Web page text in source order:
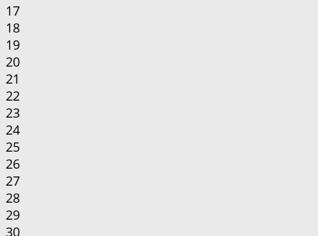
17
18
19
20
21
22
23
24
25
26
27
28
29
30